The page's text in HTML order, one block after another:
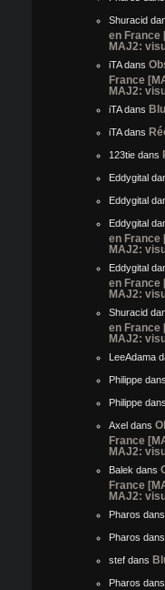
Shuracid
en France
MAJ2:
iTAdans
France
MAJ2:
iTAdans
iTAdans
123tie dans
Eddygital
Eddygital
Eddygital
en France
MAJ2:
Eddygital
en France
MAJ2:
Shuracid
en France
MAJ2:
LeeAdama
Philippe dans
Philippe dans
Axel dans
France
MAJ2:
Balek dans
France
MAJ2:
Pharos dans
Pharos dans
stef dans
Pharos dans